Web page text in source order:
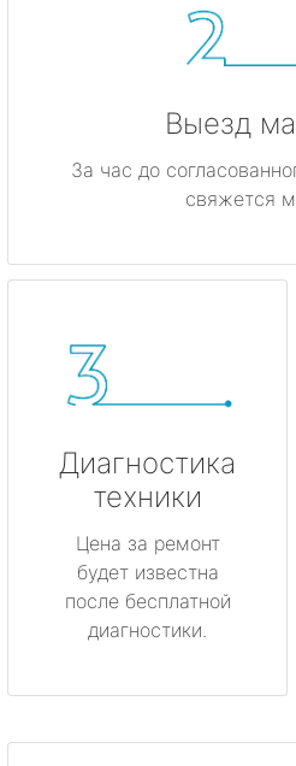
Выезд
За час до
свяжется
Диагностика
техники
Цена за ремонт
будет известна
после бесплатной
диагностики.